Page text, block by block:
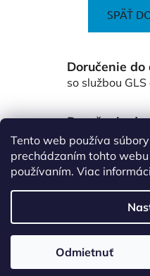
Tento web používa
prechádzaním tohto
používaním. Viac
Odmietnuť
SPÄŤ
Doručenie
so službou
Doručenie
miest
po celom
Copyright 2026
vyhradené.